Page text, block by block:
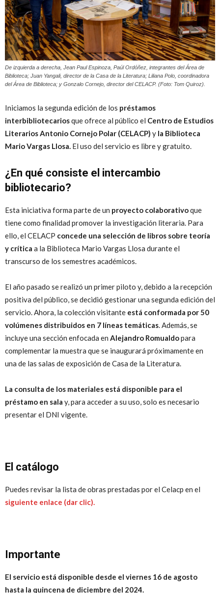
De izquierda a derecha, Jean Paul Espinoza, Paúl Ordóñez, integrantes del Área de
Biblioteca; Juan Yangali, director de la Casa de la Literatura; Liliana Polo, coordinadora
del Área de Biblioteca; y Gonzalo Cornejo, director del CELACP. (Foto: Tom Quiroz).
Iniciamos la segunda edición de los préstamos
interbibliotecariosque ofrece al público el Centro de Estudios
Literarios Antonio Cornejo Polar (CELACP) y la Biblioteca
Mario Vargas Llosa. El uso del servicio es libre y gratuito.
¿En qué consiste el intercambio
bibliotecario?
Esta iniciativa forma parte de un proyecto colaborativoque
tiene como finalidad promover la investigación literaria. Para
ello, el CELACP concede una selección de libros sobre teoría
y crítica a la Biblioteca Mario Vargas Llosa durante el
transcurso de los semestres académicos.
El año pasado se realizó un primer piloto y, debido a la recepción
positiva del público, se decidió gestionar una segunda edición del
servicio. Ahora, la colección visitante está conformada por 50
volúmenes distribuidos en 7 líneas temáticas. Además, se
incluye una sección enfocada en Alejandro Romualdopara
complementar la muestra que se inaugurará próximamente en
una de las salas de exposición de Casa de la Literatura.
La consulta de los materiales está disponible para el
préstamo en sala y, para acceder a su uso, solo es necesario
presentar el DNI vigente.
El catálogo
Puedes revisar la lista de obras prestadas por el Celacp en el
siguiente enlace (dar clic).
Importante
El servicio está disponible desde el viernes 16 de agosto
hasta la quincena de diciembre del 2024.